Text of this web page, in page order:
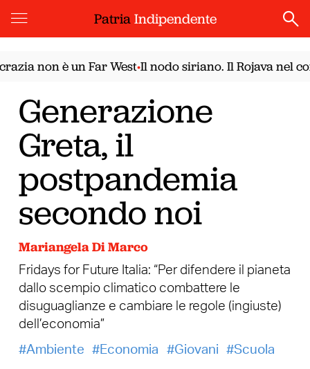
PatriaIndipendente
non è un Far West•Il nodo siriano. Il Rojava nel
Generazione
Greta, il
postpandemia
secondo noi
Mariangela Di Marco
Fridays for Future Italia: “Per difendere il pianeta
dallo scempio climatico combattere le
disuguaglianze e cambiare le regole (ingiuste)
dell’economia”
Ambiente
Economia Giovani Scuola